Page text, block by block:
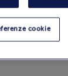
0.0 / 5 Guarda
il
cookie